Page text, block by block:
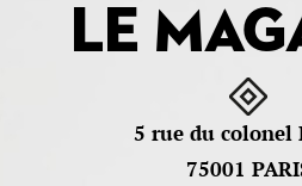
Le
5 rue du colonel
75001